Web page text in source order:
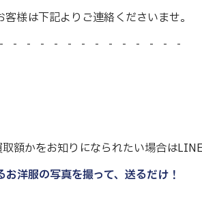
様は下記よりご連絡くださいませ。
- - - - - - - - - - - - -
額かをお知りになられたい場合はLINE
洋服の写真を撮って、送るだけ！